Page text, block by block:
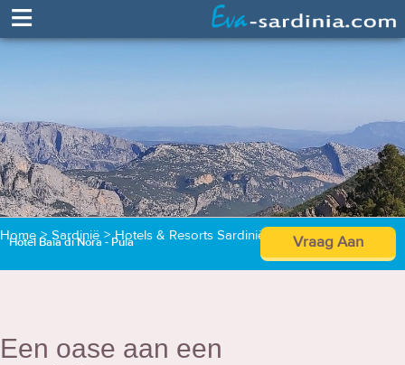
≡
Home > Sardinië > Hotels & Resorts Sardinië Hotel Baia di Nora
Hotel Baia di Nora - Pula Vraag Aan
Een oase aan een